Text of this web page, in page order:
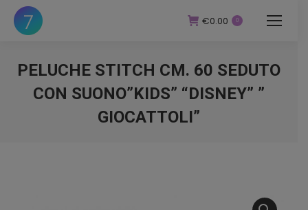
€0.00 0
PELUCHE STITCH CM. 60 SEDUTO
CON SUONO”KIDS” “DISNEY” ”
GIOCATTOLI”